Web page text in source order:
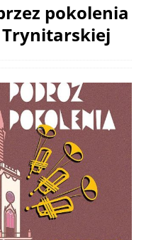
pokolenia
Trynitarskiej